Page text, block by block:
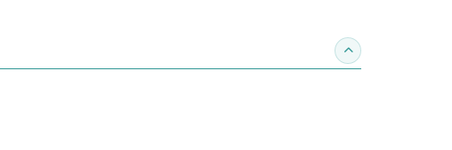
收合作家介紹